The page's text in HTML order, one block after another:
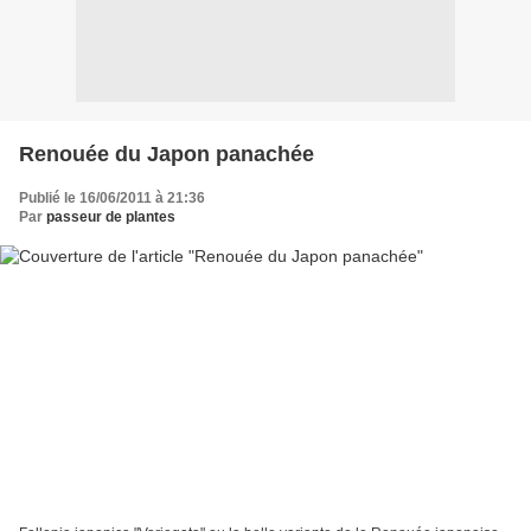
Renouée du Japon panachée
Publié le 16/06/2011 à 21:36
Par passeur de plantes